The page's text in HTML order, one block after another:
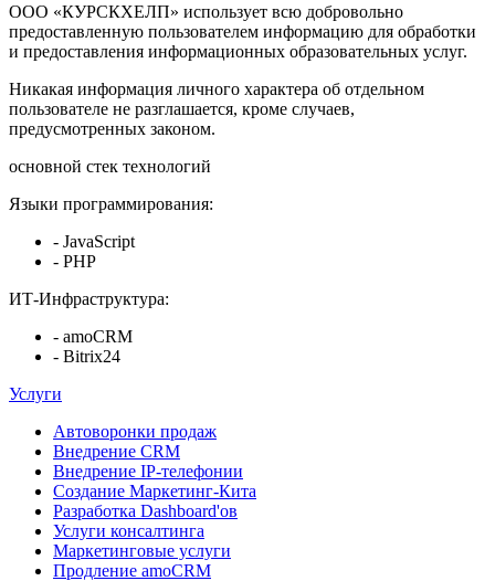
ООО «КУРСКХЕЛП» использует всю добровольно
предоставленную пользователем информацию для обработки
и предоставления информационных образовательных услуг.
Никакая информация личного характера об отдельном
пользователе не разглашается, кроме случаев,
предусмотренных законом.
основной стек технологий
Языки программирования:
- JavaScript
- PHP
ИТ-Инфраструктура:
- amoCRM
- Bitrix24
Услуги
Автоворонки продаж
Внедрение CRM
Внедрение IP-телефонии
Создание Маркетинг-Кита
Разработка Dashboard'ов
Услуги консалтинга
Маркетинговые услуги
Продление amoCRM